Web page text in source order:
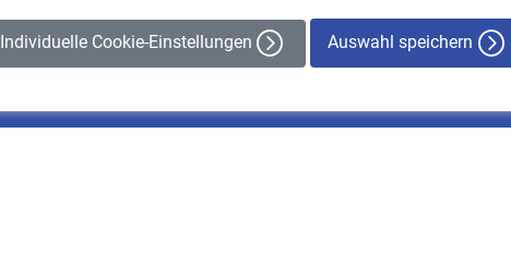
Individuelle Cookie-Einstellungen Auswahl speichern